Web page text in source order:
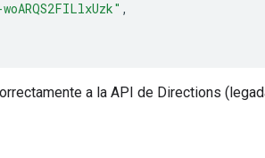
,
a la API de Directions